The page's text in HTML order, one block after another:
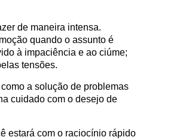
de maneira intensa.
quando o assunto é
à impaciência e ao ciúme;
tensões.
a solução de problemas
cuidado com o desejo de
estará com o raciocínio rápido